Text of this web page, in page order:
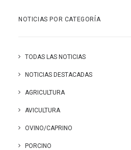
NOTICIAS POR CATEGORÍA
TODAS LAS NOTICIAS
NOTICIAS DESTACADAS
AGRICULTURA
AVICULTURA
OVINO/CAPRINO
PORCINO